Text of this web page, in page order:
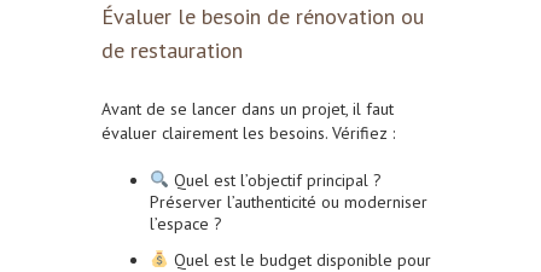
Évaluer le besoin de rénovation ou
de restauration
Avant de se lancer dans un projet, il faut
évaluer clairement les besoins. Vérifiez :
Quel est l’objectif principal ?
Préserver l’authenticité ou moderniser
l’espace ?
Quel est le budget disponible pour